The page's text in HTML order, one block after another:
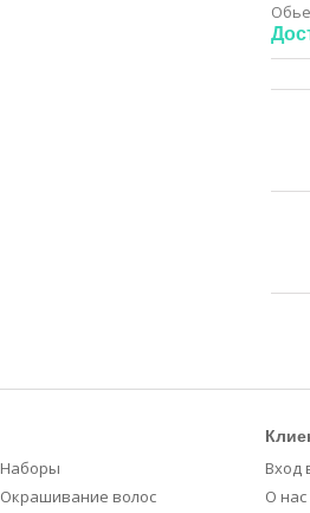
Наборы
Окрашивание волос
Вход
О нас